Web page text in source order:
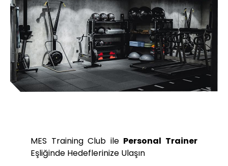
MES Training Club ile Personal Trainer
Eşliğinde Hedeflerinize Ulaşın